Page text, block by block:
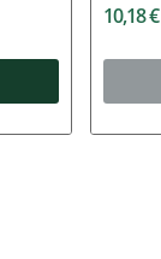
10,18 €